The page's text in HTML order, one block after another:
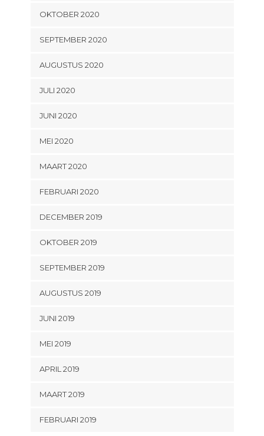
OKTOBER 2020
SEPTEMBER 2020
AUGUSTUS 2020
JULI 2020
JUNI 2020
MEI 2020
MAART 2020
FEBRUARI 2020
DECEMBER 2019
OKTOBER 2019
SEPTEMBER 2019
AUGUSTUS 2019
JUNI 2019
MEI 2019
APRIL 2019
MAART 2019
FEBRUARI 2019